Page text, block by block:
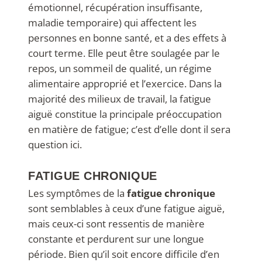
émotionnel, récupération insuffisante,
maladie temporaire) qui affectent les
personnes en bonne santé, et a des effets à
court terme. Elle peut être soulagée par le
repos, un sommeil de qualité, un régime
alimentaire approprié et l’exercice. Dans la
majorité des milieux de travail, la fatigue
aiguë constitue la principale préoccupation
en matière de fatigue; c’est d’elle dont il sera
question ici.
FATIGUE CHRONIQUE
Les symptômes de la fatigue chronique
sont semblables à ceux d’une fatigue aiguë,
mais ceux-ci sont ressentis de manière
constante et perdurent sur une longue
période. Bien qu’il soit encore difficile d’en